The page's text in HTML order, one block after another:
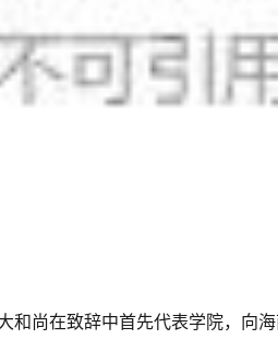
和尚在致辞中首先代表学院，向